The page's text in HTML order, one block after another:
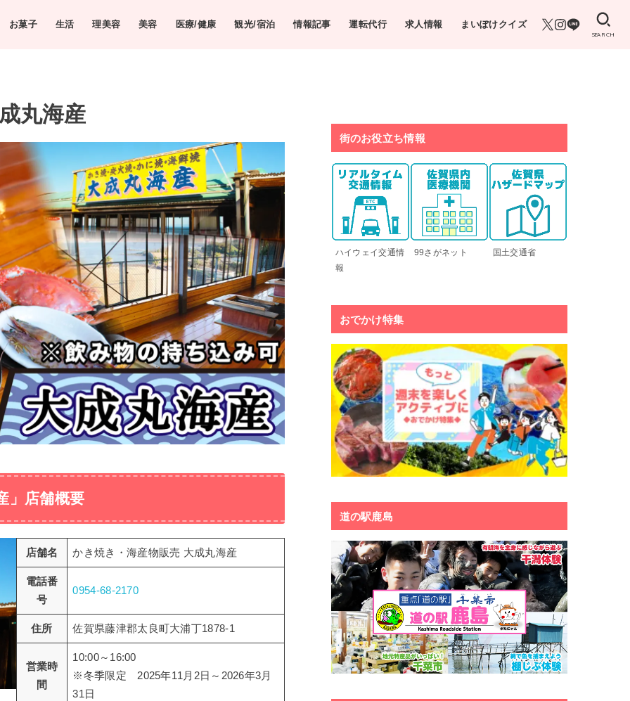
お菓子 生活 理美容 美容 医療/健康 観光/宿泊 情報記事 運転代行 求人情報 まいぽけクイズ
SEARCH
丸海産
」店舗概要
店舗名 かき焼き・海産物販売 大成丸海産
電話番
号
0954-68-2170
住所 佐賀県藤津郡太良町大浦丁1878-1
営業時
間
10:00～16:00
※冬季限定 2025年11月2日～2026年3月
31日
街のお役立ち情報
ハイウェイ交通情
報
99さがネット 国土交通省
おでかけ特集
道の駅鹿島